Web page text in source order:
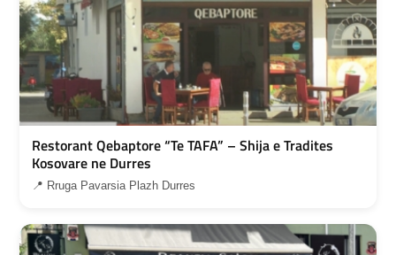
Restorant Qebaptore “Te TAFA” – Shija e Tradites
Kosovare ne Durres
📍 Rruga Pavarsia Plazh Durres